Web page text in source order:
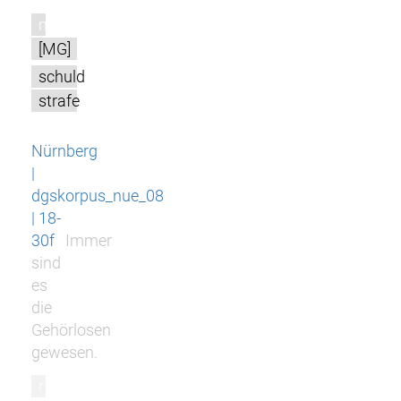
m
[MG]
schuld
strafe
Nürnberg
|
dgskorpus_nue_08
| 18-
30f
Immer
sind
es
die
Gehörlosen
gewesen.